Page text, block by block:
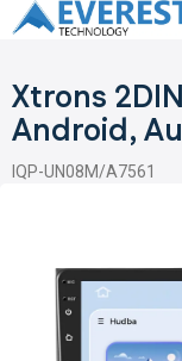
Přejít
na
Xtrons
Android,
IQP-UN08M/A7561